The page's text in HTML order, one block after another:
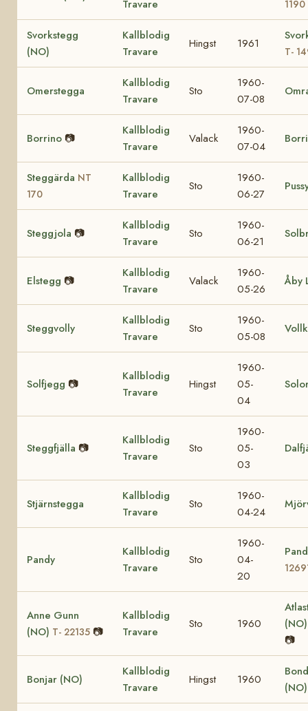
Travare 1190
Svorkstegg
(NO)
Kallblodig
Travare
Hingst 1961
T-
Omerstegga
Kallblodig
Travare
Sto
1960-
07-08
Borrino 📷
Kallblodig
Travare
Valack
1960-
07-04
Steggärda NT
170
Kallblodig
Travare
Sto
1960-
06-27
Steggjola 📷
Kallblodig
Travare
Sto
1960-
06-21
Elstegg 📷
Kallblodig
Travare
Valack
1960-
05-26
Åby
Steggvolly
Kallblodig
Travare
Sto
1960-
05-08
Solfjegg 📷
Kallblodig
Travare
Hingst
1960-
05-
04
Steggfjälla 📷
Kallblodig
Travare
Sto
1960-
05-
03
Stjärnstegga
Kallblodig
Travare
Sto
1960-
04-24
Pandy
Kallblodig
Travare
Sto
1960-
04-
20
Anne Gunn
(NO) T- 22135 📷
Kallblodig
Travare
Sto 1960
📷
Bonjar (NO)
Kallblodig
Travare
Hingst 1960